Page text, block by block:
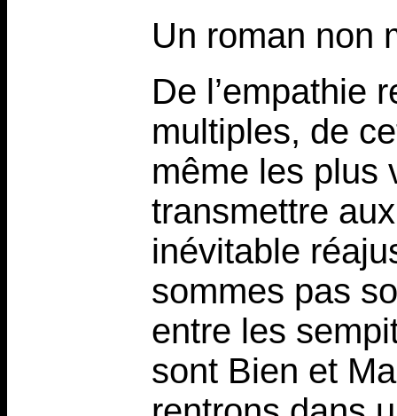
Un roman non
De l’empathie
multiples, de
même les plus
transmettre
inévitable
sommes pas
entre les
sont Bien et